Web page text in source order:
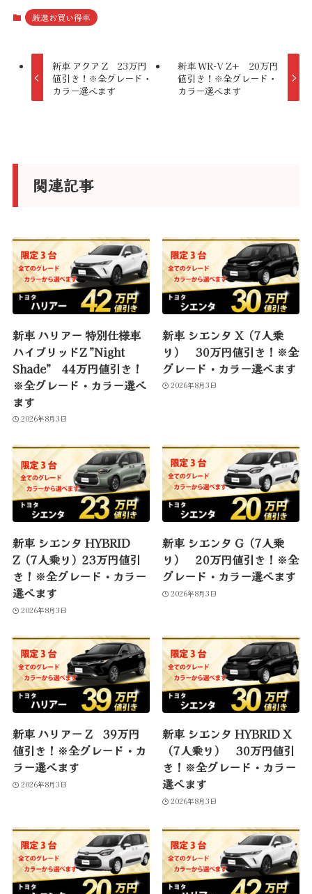
t
厳選お買い得車
新車 アクア Z 23万円
値引き！※全グレード・
カラー選べます
新車 WR-V Z+ 20万円
値引き！※全グレード・
カラー選べます
関連記事
新車 ハリアー 特別仕様車
ハイブリッドZ ”Night
Shade” 44万円値引き！
※全グレード・カラー選べ
ます
2026年8月3日
新車 シエンタ X（7人乗
り） 30万円値引き！※全
グレード・カラー選べます
2026年8月3日
新車 シエンタ HYBRID
Z（7人乗り）23万円値引
き！※全グレード・カラー
選べます
2026年8月3日
新車 シエンタ G（7人乗
り） 20万円値引き！※全
グレード・カラー選べます
2026年8月3日
新車 ハリアー Z 39万円
値引き！※全グレード・カ
ラー選べます
2026年8月3日
新車 シエンタ HYBRID X
（7人乗り） 30万円値引
き！※全グレード・カラー
選べます
2026年8月3日